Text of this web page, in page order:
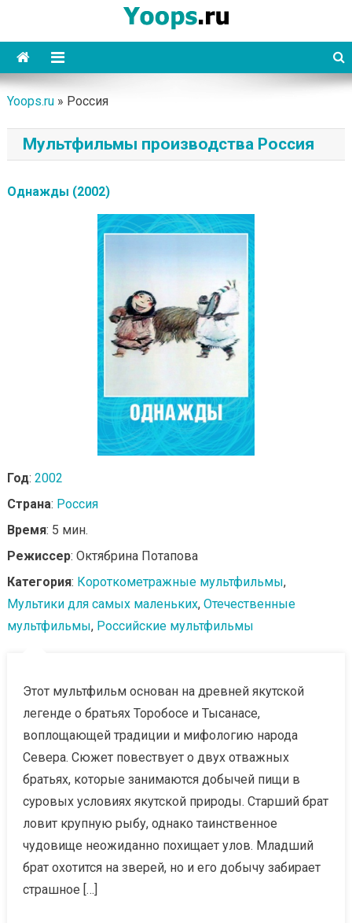
content
Yoops
Yoops.ru» Россия
Мультфильмы производства Россия
Однажды (2002)
Год: 2002
Страна: Россия
Время: 5 мин.
Режиссер: Октябрина Потапова
Категория: Короткометражные мультфильмы,
Мультики для самых маленьких, Отечественные
мультфильмы, Российские мультфильмы
Этот мультфильм основан на древней якутской
легенде о братьях Торобосе и Тысанасе,
воплощающей традиции и мифологию народа
Севера. Сюжет повествует о двух отважных
братьях, которые занимаются добычей пищи в
суровых условиях якутской природы. Старший брат
ловит крупную рыбу, однако таинственное
чудовище неожиданно похищает улов. Младший
брат охотится на зверей, но и его добычу забирает
страшное […]